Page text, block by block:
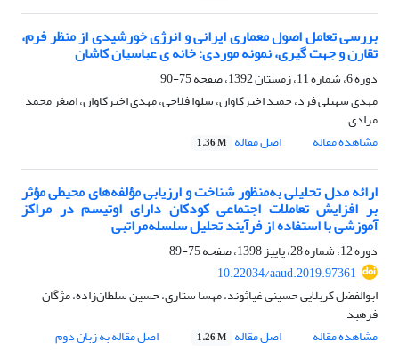
بررسی تعامل اصول معماری ایرانی و انرژی خورشیدی از منظر فرم،
تقارن و جهت گیری، نمونه موردی: خانه ی عباسیان کاشان
دوره 6، شماره 11، زمستان 1392، صفحه
75-90
مهدی سهیلی فرد، حمید اخترکاوان، سلوا فلاحی، مهدی اخترکاوان، اصغر محمد
مرادی
مشاهده مقاله
اصل مقاله 1.36 M
ارائه مدل تحلیلی به‌منظور شناخت و ارزیابی مؤلفه‌های محیطی مؤثر
بر افزایش تعاملات اجتماعی کودکان دارای اوتیسم در مراکز
آموزشی با استفاده از فرآیند تحلیل سلسله‌مراتبی
دوره 12، شماره 28، پاییز 1398، صفحه
75-89
10.22034/aaud.2019.97361
ابوالفضل کربلایی حسینی غیاثوند، مهسا ستاری، حسین سلطان‌زاده، مژگان
فرهبد
مشاهده مقاله
اصل مقاله 1.26 M اصل مقاله به زبان دوم